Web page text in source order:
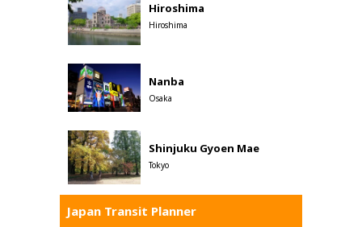
Hiroshima
Hiroshima
Nanba
Osaka
Shinjuku Gyoen Mae
Tokyo
Japan Transit Planner